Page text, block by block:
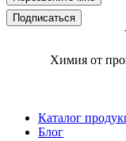
Химия от
Каталог
Блог